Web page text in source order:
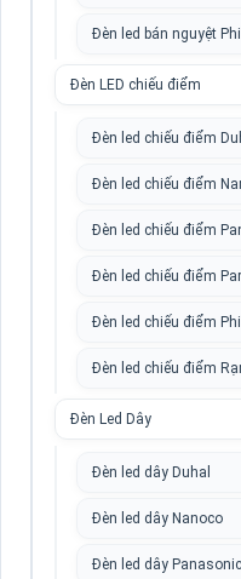
Đèn led bán nguyệt
Đèn LED chiếu điểm
Đèn led chiếu điểm
Đèn led chiếu điểm
Đèn led chiếu điểm
Đèn led chiếu điểm
Đèn led chiếu điểm
Đèn led chiếu điểm
Đèn Led Dây
Đèn led dây Duhal
Đèn led dây Nanoco
Đèn led dây Panasonic